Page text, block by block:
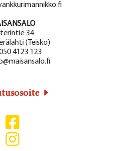
34
(Teisko)
4123 123